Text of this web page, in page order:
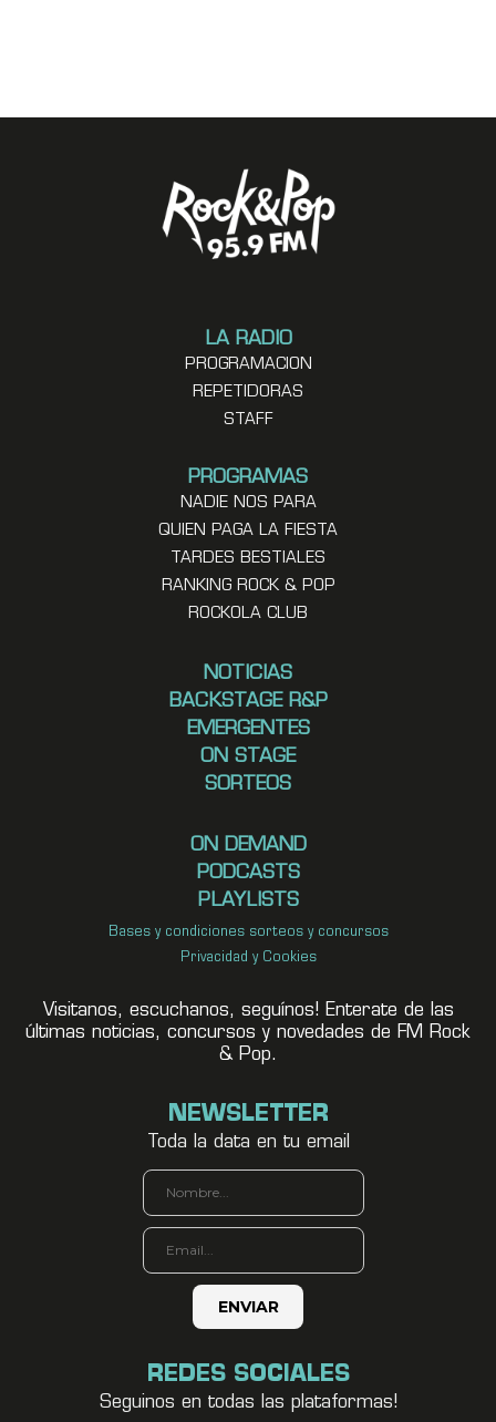
LA RADIO
PROGRAMACION
REPETIDORAS
STAFF
PROGRAMAS
NADIE NOS PARA
QUIEN PAGA LA FIESTA
TARDES BESTIALES
RANKING ROCK & POP
ROCKOLA CLUB
NOTICIAS
BACKSTAGE R&P
EMERGENTES
ON STAGE
SORTEOS
ON DEMAND
PODCASTS
PLAYLISTS
Bases y condiciones sorteos y concursos
Privacidad y Cookies
Visitanos, escuchanos, seguínos! Enterate de las
últimas noticias, concursos y novedades de FM Rock
& Pop.
NEWSLETTER
Toda la data en tu email
REDES SOCIALES
Seguinos en todas las plataformas!